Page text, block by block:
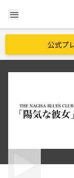
menu
公式プ